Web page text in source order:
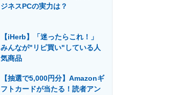
建設×テクノロジーの最前線
ジネスPCの実力は？
【iHerb】「迷ったらこれ！」
みんなが"リピ買い"している人
気商品
【抽選で5,000円分】Amazonギ
フトカードが当たる！読者アン